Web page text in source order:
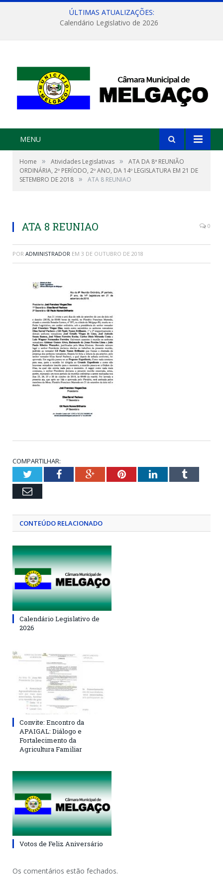
ÚLTIMAS ATUALIZAÇÕES:
Calendário Legislativo de 2026
MENU
Home » Atividades Legislativas »
ATA DA 8ª REUNIÃO
ORDINÁRIA, 2º PERÍODO, 2º ANO, DA 14º LEGISLATURA EM 21 DE
SETEMBRO DE 2018 » ATA 8 REUNIAO
ATA 8 REUNIAO 0
POR ADMINISTRADOR EM 3 DE OUTUBRO DE 2018
COMPARTILHAR:
TwitterFacebookGoogle+PinterestLinkedInTumblr
Email
CONTEÚDO RELACIONADO
Calendário Legislativo de
2026
Convite: Encontro da
APAIGAL: Diálogo e
Fortalecimento da
Agricultura Familiar
Votos de Feliz Aniversário
Os comentários estão fechados.